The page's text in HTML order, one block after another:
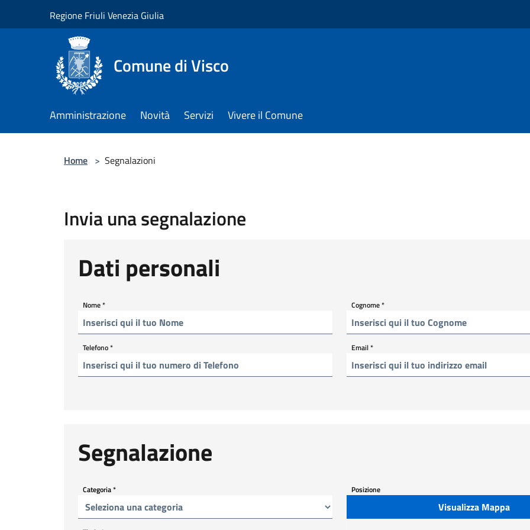
Regione Friuli Venezia Giulia
Comune di Visco
Amministrazione Novità Servizi Vivere il Comune
Home > Segnalazioni
Invia una segnalazione
Dati personali
Nome* Cognome*
Telefono* Email*
Segnalazione
Categoria* Posizione
Visualizza Mappa